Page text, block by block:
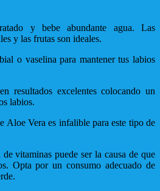
y bebe abundante agua. Las
y las frutas son ideales.
o vaselina para mantener tus labios
resultados excelentes colocando un
labios.
Aloe Vera es infalible para este tipo de
vitaminas puede ser la causa de que
Opta por un consumo adecuado de